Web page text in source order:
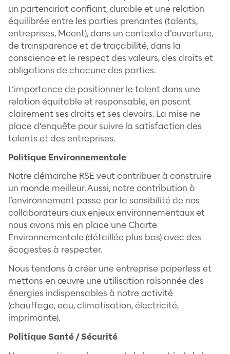
en place une équipe ayant des profils
de minorité, avec des parcours
ayant tous un engagement solidaire,
vertueux pour accompagner les
talents dans leur problématique de
Le respect de chacun est dans
Meent.
Nous nous engageons auprès
collaborateurs en demeurant à
souhaits et envies de chacun. En
mettons en place des actions
formation, nous favorisons la mobilité et
Chaque nouveau collaborateur est
par un Tuteur de l’entreprise ayant de
et une expertise dans le domaine
déployées en matière
développement des compétences, de
et de l’employabilité du personnel.
Mise en place d’activités de
sensibilisation et d’échanges via de